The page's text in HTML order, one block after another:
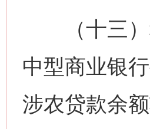
（十三）
中型商业银
涉农贷款余